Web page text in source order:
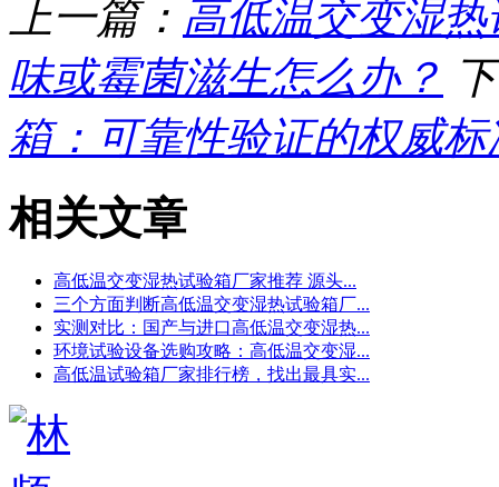
上一篇： 高低温交变湿
味或霉菌滋生怎么办？
箱：可靠性验证的权威
相关文章
高低温交变湿热试验箱厂家推荐 源头...
三个方面判断高低温交变湿热试验箱厂...
实测对比：国产与进口高低温交变湿热...
环境试验设备选购攻略：高低温交变湿...
高低温试验箱厂家排行榜，找出最具实...